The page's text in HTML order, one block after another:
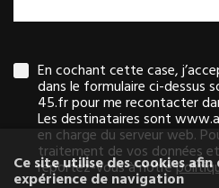
En cochant cette case,
dans le formulaire ci-dessus
45.fr pour me recontacter
Les destinataires sont
en charge du serveur web.
traitement de vos données
reportez-vous à notre
Ce site utilise des cookies
expérience de navigation